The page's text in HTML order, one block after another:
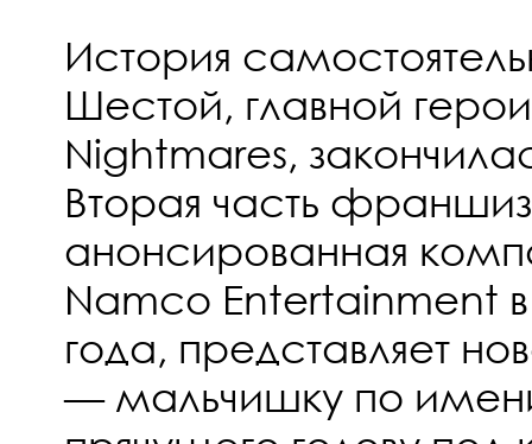
История
Шестой, главной
Nightmares,
Вторая часть
анонсированная
Namco Entertainment в
года, представляет
— мальчишку по